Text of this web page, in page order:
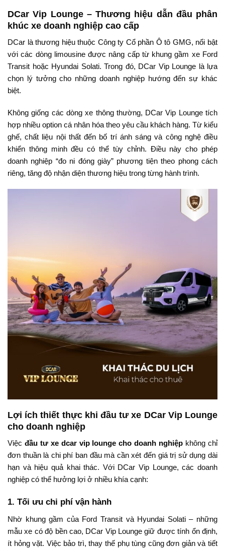
DCar Vip Lounge – Thương hiệu dẫn đầu phân
khúc xe doanh nghiệp cao cấp
DCar là thương hiệu thuộc Công ty Cổ phần Ô tô GMG, nổi bật
với các dòng limousine được nâng cấp từ khung gầm xe Ford
Transit hoặc Hyundai Solati. Trong đó, DCar Vip Lounge là lựa
chọn lý tưởng cho những doanh nghiệp hướng đến sự khác
biệt.
Không giống các dòng xe thông thường, DCar Vip Lounge tích
hợp nhiều option cá nhân hóa theo yêu cầu khách hàng. Từ kiểu
ghế, chất liệu nội thất đến bố trí ánh sáng và công nghệ điều
khiển thông minh đều có thể tùy chỉnh. Điều này cho phép
doanh nghiệp “đo ni đóng giày” phương tiện theo phong cách
riêng, tăng độ nhận diện thương hiệu trong từng hành trình.
Lợi ích thiết thực khi đầu tư xe DCar Vip Lounge
cho doanh nghiệp
Việc đầu tư xe dcar vip lounge cho doanh nghiệp không chỉ
đơn thuần là chi phí ban đầu mà cần xét đến giá trị sử dụng dài
hạn và hiệu quả khai thác. Với DCar Vip Lounge, các doanh
nghiệp có thể hưởng lợi ở nhiều khía cạnh:
1. Tối ưu chi phí vận hành
Nhờ khung gầm của Ford Transit và Hyundai Solati – những
mẫu xe có độ bền cao, DCar Vip Lounge giữ được tính ổn định,
ít hỏng vặt. Việc bảo trì, thay thế phụ tùng cũng đơn giản và tiết